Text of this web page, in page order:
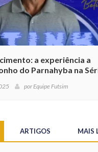
a experiência a
do Parnahyba na
porEquipe Futsim
ARTIGOS MAIS